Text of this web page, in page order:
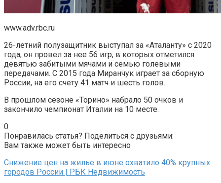
www.adv.rbc.ru
26-летний полузащитник выступал за «Аталанту» с 2020
года, он провел за нее 56 игр, в которых отметился
девятью забитыми мячами и семью голевыми
передачами. С 2015 года Миранчук играет за сборную
России, на его счету 41 матч и шесть голов.
В прошлом сезоне «Торино» набрало 50 очков и
закончило чемпионат Италии на 10 месте.
0
Понравилась статья? Поделиться с друзьями:
Вам также может быть интересно
Снижение цен на жилье в июне охватило 40% крупных
городов России | РБК Недвижимость